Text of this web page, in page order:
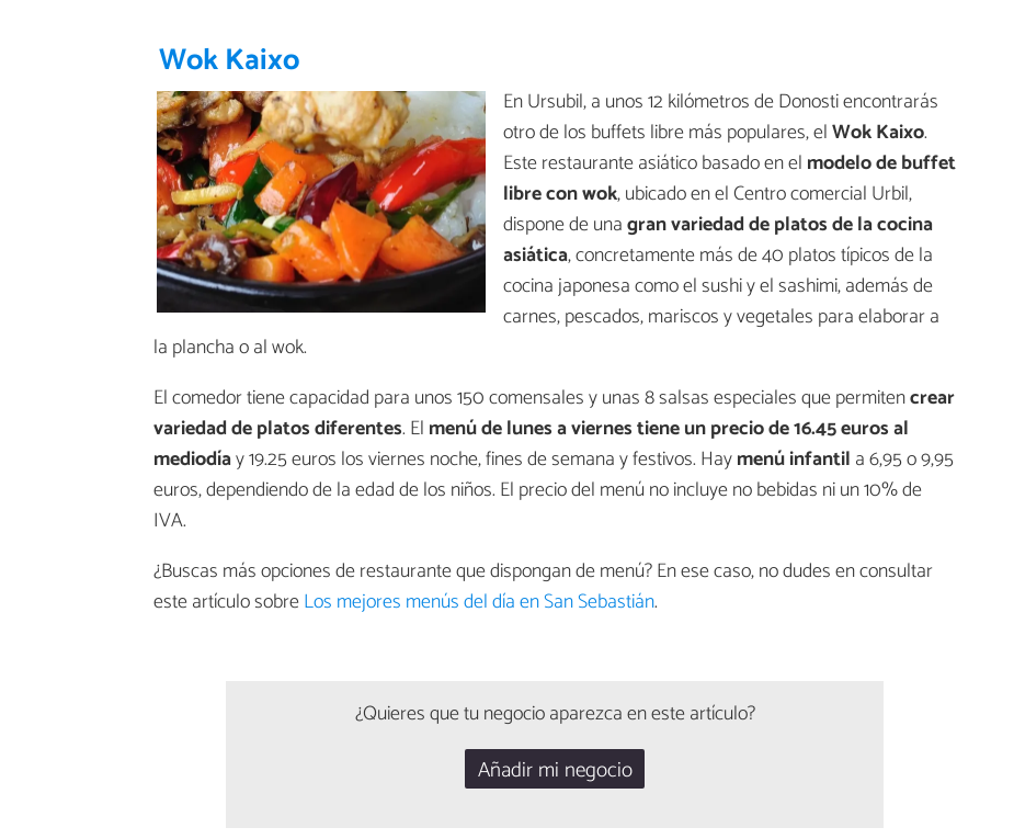
Wok Kaixo
En Ursubil, a unos 12 kilómetros de Donosti encontrarás
otro de los buffets libre más populares, elWok Kaixo.
Este restaurante asiático basado en el modelo de buffet
libre con wok, ubicado en el Centro comercial Urbil,
dispone de unagran variedad de platos de la cocina
asiática, concretamente más de 40 platos típicos de la
cocina japonesa como el sushi y el sashimi, además de
carnes, pescados, mariscos y vegetales para elaborar a
la plancha o al wok.
El comedor tiene capacidad para unos 150 comensales y unas 8 salsas especiales que permitencrear
variedad de platos diferentes. El menú de lunes a viernes tiene un precio de 16.45 euros al
mediodíay 19.25 euros los viernes noche, fines de semana y festivos. Haymenú infantil a 6,95 o 9,95
euros, dependiendo de la edad de los niños. El precio del menú no incluye no bebidas ni un 10% de
IVA.
¿Buscas más opciones de restaurante que dispongan de menú? En ese caso, no dudes en consultar
este artículo sobreLos mejores menús del día en San Sebastián.
¿Quieres que tu negocio aparezca en este artículo?
Añadir mi negocio